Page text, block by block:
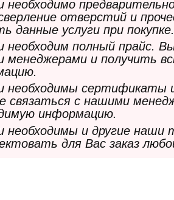
необходимо
отверстий и
данные услуги при покупке.
необходим полный прайс.
менеджерами и получить
необходимы сертификаты
связаться с нашими
информацию.
необходимы и другие
для Вас заказ